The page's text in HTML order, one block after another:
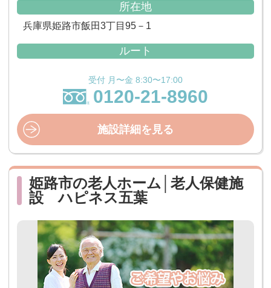
所在地
兵庫県姫路市飯田3丁目95－1
ルート
受付 月〜金 8:30〜17:00
0120-21-8960
施設詳細を見る
姫路市の老人ホーム│老人保健施
設 ハピネス五葉